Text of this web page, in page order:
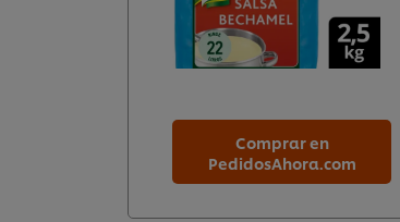
Comprar en
PedidosAhora.com